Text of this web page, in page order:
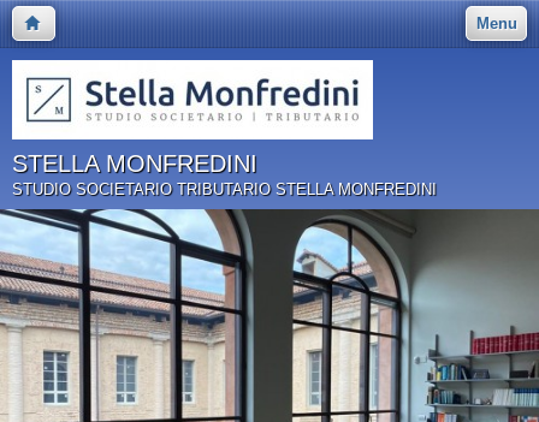
Menu
STELLA MONFREDINI
STUDIO SOCIETARIO TRIBUTARIO STELLA MONFREDINI